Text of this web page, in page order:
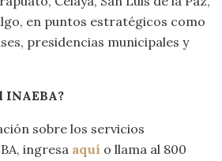
en puntos estratégicos como
presidencias municipales y
INAEBA?
sobre los servicios
ingresa aquí o llama al 800